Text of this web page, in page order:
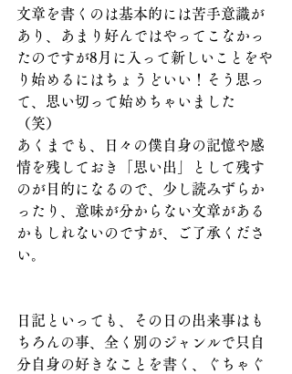
文章を書くのは基本的には苦手意識が
あり、あまり好んではやってこなかっ
たのですが8月に入って新しいことをや
り始めるにはちょうどいい！そう思っ
て、思い切って始めちゃいました
（笑）
あくまでも、日々の僕自身の記憶や感
情を残しておき「思い出」として残す
のが目的になるので、少し読みずらか
ったり、意味が分からない文章がある
かもしれないのですが、ご了承くださ
い。
日記といっても、その日の出来事はも
ちろんの事、全く別のジャンルで只自
分自身の好きなことを書く、ぐちゃぐ